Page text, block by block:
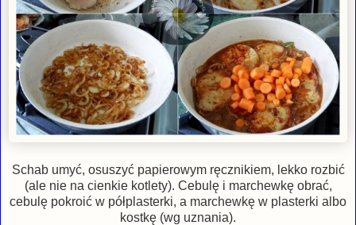
Schab umyć, osuszyć papierowym ręcznikiem, lekko rozbić
(ale nie na cienkie kotlety). Cebulę i marchewkę obrać,
cebulę pokroić w półplasterki, a marchewkę w plasterki albo
kostkę (wg uznania).